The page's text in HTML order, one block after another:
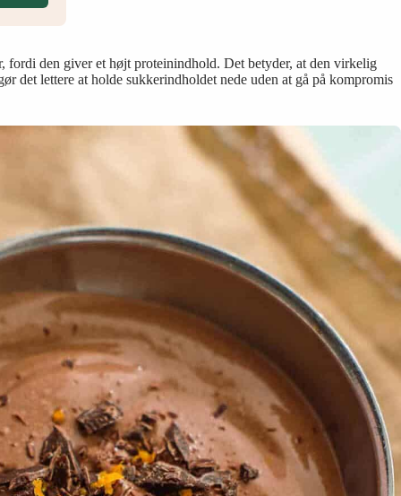
fordi den giver et højt proteinindhold. Det betyder, at den virkelig
det lettere at holde sukkerindholdet nede uden at gå på kompromis